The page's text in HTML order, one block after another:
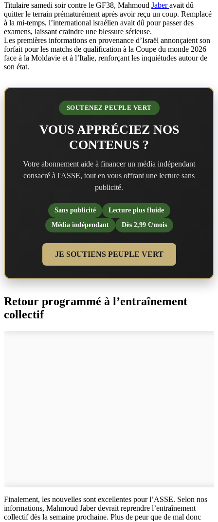
Titulaire samedi soir contre le GF38, Mahmoud Jaberavait dû
quitter le terrain prématurément après avoir reçu un coup. Remplacé
à la mi-temps, l’international israélien avait dû pour passer des
examens, laissant craindre une blessure sérieuse.
Les premières informations en provenance d’Israël annonçaient son
forfait pour les matchs de qualification à la Coupe du monde 2026
face à la Moldavie et à l’Italie, renforçant les inquiétudes autour de
son état.
SOUTENEZ PEUPLE VERT
VOUS APPRÉCIEZ NOS
CONTENUS ?
Votre abonnement aide à financer un média indépendant
consacré à l'ASSE, tout en vous offrant une lecture sans
publicité.
Sans publicité
Lecture plus fluide
Média indépendant
Dès 2,99 €/mois
JE SOUTIENS PEUPLE VERT
Retour programmé à l’entraînement
collectif
Finalement, les nouvelles sont excellentes pour l’ASSE. Selon nos
informations, Mahmoud Jaber devrait reprendre l’entraînement
collectif dès la semaine prochaine. Plus de peur que de mal donc